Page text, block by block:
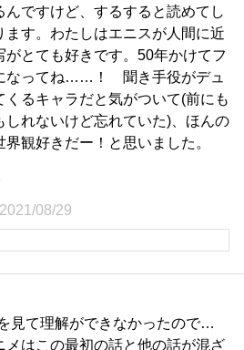
んですけど、するすると読めてし
ます。わたしはエニスが人間に近
がとても好きです。50年かけてフ
なってね……！ 聞き手役がデュ
くるキャラだと気がついて(前にも
しれないけど忘れていた)、ほんの
界観好きだー！と思いました。
2021/08/29
見て理解ができなかったので…
メはこの最初の話と他の話が混ざ